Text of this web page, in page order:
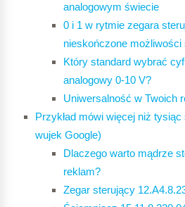
analogowym świecie
0 i 1 w rytmie zegara
nieskończone możliwości
Który standard wybrać
analogowy 0-10 V?
Uniwersalność w Twoich
Przykład mówi więcej niż tysiąc
wujek Google)
Dlaczego warto mądrze
reklam?
Zegar sterujący